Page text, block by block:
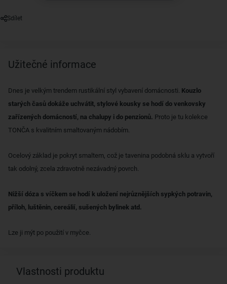
Sdílet
Užitečné informace
Dnes je velkým trendem rustikální styl vybavení domácnosti. Kouzlo
starých časů dokáže uchvátit, stylové kousky se hodí do venkovsky
zařízených domácností, na chalupy i do penzionů. Proto je tu kolekce
TONČA s kvalitním smaltovaným nádobím.
Ocelový základ je pokryt smaltem, což je tavenina podobná sklu a vytvoří
tak odolný, zcela zdravotně nezávadný povrch.
Nižší dóza s víčkem se hodí k uložení nejrůznějších sypkých potravin,
příloh, luštěnin, cereálií, sušených bylinek atd.
Lze ji mýt po použití v myčce.
Vlastnosti produktu